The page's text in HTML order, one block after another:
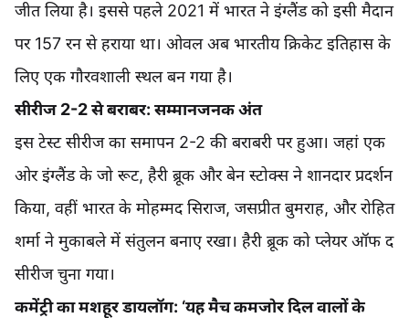
जीत लिया है। इससे पहले 2021 में भारत ने इंग्लैंड को इसी मैदान
पर 157 रन से हराया था। ओवल अब भारतीय क्रिकेट इतिहास के
लिए एक गौरवशाली स्थल बन गया है।
सीरीज 2-2 से बराबर: सम्मानजनक अंत
इस टेस्ट सीरीज का समापन 2-2 की बराबरी पर हुआ। जहां एक
ओर इंग्लैंड के जो रूट, हैरी ब्रूक और बेन स्टोक्स ने शानदार प्रदर्शन
किया, वहीं भारत के मोहम्मद सिराज, जसप्रीत बुमराह, और रोहित
शर्मा ने मुकाबले में संतुलन बनाए रखा। हैरी ब्रूक को प्लेयर ऑफ द
सीरीज चुना गया।
कमेंट्री का मशहूर डायलॉग: ‘यह मैच कमजोर दिल वालों के